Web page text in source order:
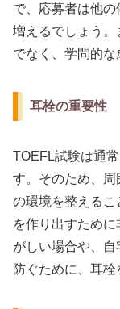
で、応募者は他
増えるでしょう
でなく、学問的な
耳栓の重要性
TOEFL試験は通
す。そのため、
の環境を整える
を作り出すため
がしい場合や、
防ぐために、耳栓